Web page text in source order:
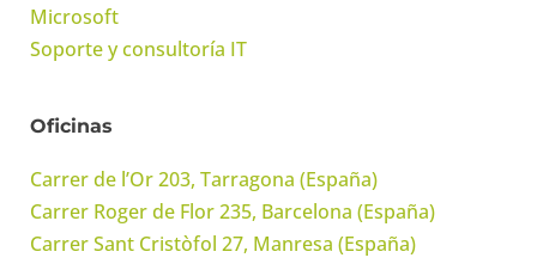
Microsoft
Soporte y consultoría IT
Oficinas
Carrer de l’Or 203, Tarragona (España)
Carrer Roger de Flor 235, Barcelona (España)
Carrer Sant Cristòfol 27, Manresa (España)